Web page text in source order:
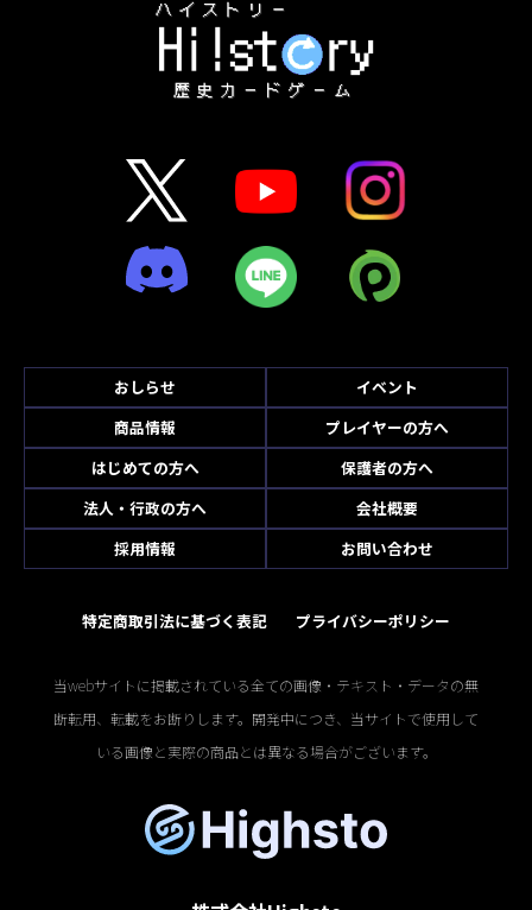
おしらせ
イベント
商品情報
プレイヤーの方へ
はじめての方へ
保護者の方へ
法人・行政の方へ
会社概要
採用情報
お問い合わせ
特定商取引法に基づく表記 プライバシーポリシー
当webサイトに掲載されている全ての画像・テキスト・データの無
断転用、転載をお断りします。開発中につき、当サイトで使用して
いる画像と実際の商品とは異なる場合がございます。